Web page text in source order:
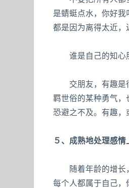
是蜻蜓点水，你好
都是因为离得太近，
谁是自己的知心朋
交朋友，有趣是很
羁世俗的某种勇气，
恐避之不及。有趣，
５、成熟地处理感情
随着年龄的增长，
每个人都属于自己，